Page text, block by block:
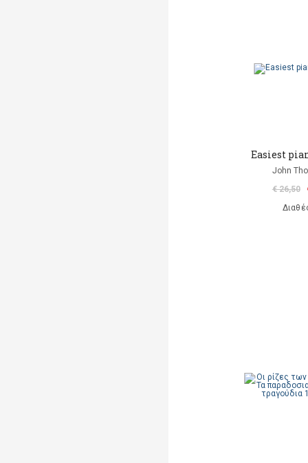
Easiest
John
€ 26,50